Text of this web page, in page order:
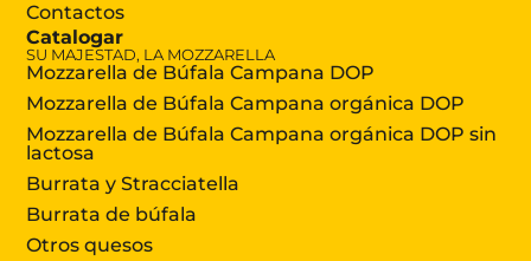
Contactos
Catalogar
SU MAJESTAD, LA MOZZARELLA
Mozzarella de Búfala Campana DOP
Mozzarella de Búfala Campana orgánica DOP
Mozzarella de Búfala Campana orgánica DOP sin
lactosa
Burrata y Stracciatella
Burrata de búfala
Otros quesos